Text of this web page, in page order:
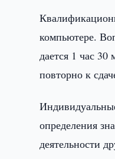
компьютере.
дается 1 час
повторно к
определения
деятельности